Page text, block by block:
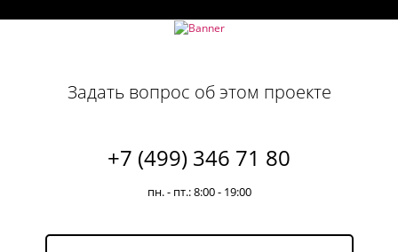
Задать вопрос об этом проекте
+7 (499) 346 71 80
пн. - пт.: 8:00 - 19:00